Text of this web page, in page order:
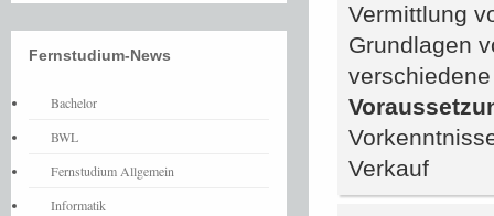
Vermittlung
Grundlagen
Verkauf
Fernstudium-News
Bachelor
BWL
Fernstudium Allgemein
Informatik